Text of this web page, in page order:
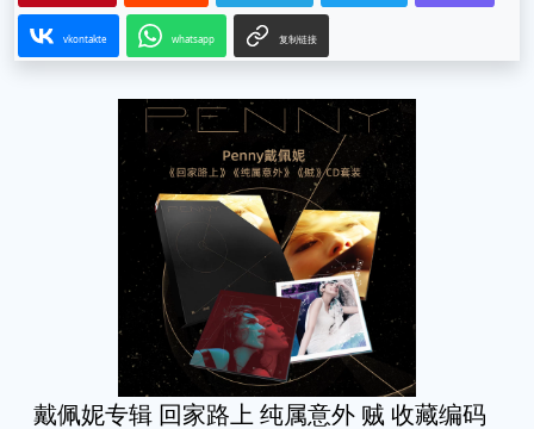
vkontakte whatsapp 复制链接
戴佩妮专辑 回家路上 纯属意外 贼 收藏编码